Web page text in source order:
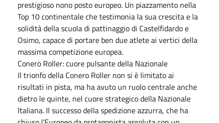
prestigioso nono posto europeo. Un piazzamento nella
Top 10 continentale che testimonia la sua crescita e la
solidità della scuola di pattinaggio di Castelfidardo e
Osimo, capace di portare ben due atlete ai vertici della
massima competizione europea.
Conero Roller: cuore pulsante della Nazionale
Il trionfo della Conero Roller non si è limitato ai
risultati in pista, ma ha avuto un ruolo centrale anche
dietro le quinte, nel cuore strategico della Nazionale
Italiana. Il successo della spedizione azzurra, che ha